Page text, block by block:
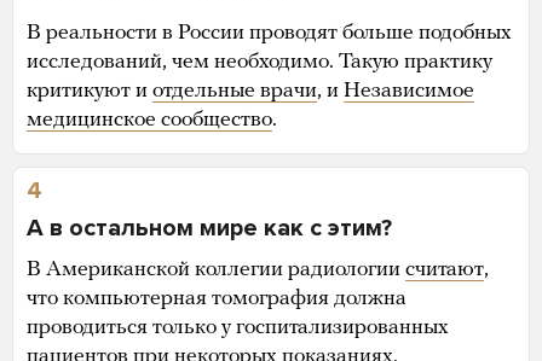
В реальности в России проводят больше подобных
исследований, чем необходимо. Такую практику
критикуют и отдельные врачи, и Независимое
медицинское сообщество.
4
А в остальном мире как с этим?
В Американской коллегии радиологии считают,
что компьютерная томография должна
проводиться только у госпитализированных
пациентов при некоторых показаниях.